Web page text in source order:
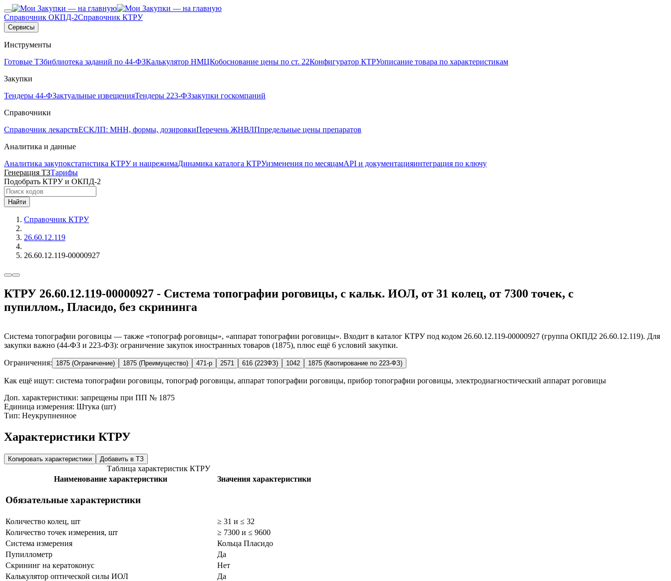
Справочник ОКПД-2Справочник КТРУ
Сервисы
Инструменты
Готовые ТЗбиблиотека заданий по 44-ФЗКалькулятор НМЦКобоснование цены по ст. 22Конфигуратор КТРУописание товара по характеристикам
Закупки
Тендеры 44-ФЗактуальные извещенияТендеры 223-ФЗзакупки госкомпаний
Справочники
Справочник лекарствЕСКЛП: МНН, формы, дозировкиПеречень ЖНВЛПпредельные цены препаратов
Аналитика и данные
Аналитика закупокстатистика КТРУ и нацрежимаДинамика каталога КТРУизменения по месяцамAPI и документацияинтеграция по ключу
Генерация ТЗТарифы
Подобрать КТРУ и ОКПД-2
Найти
Справочник КТРУ
26.60.12.119
26.60.12.119-00000927
КТРУ 26.60.12.119-00000927 - Система топографии роговицы, с кальк. ИОЛ, от 31 колец, от 7300 точек, с
пупиллом., Пласидо, без скрининга
Система топографии роговицы — также «топограф роговицы», «аппарат топографии роговицы». Входит в каталог КТРУ под кодом 26.60.12.119-00000927 (группа ОКПД2 26.60.12.119). Для
закупки важно (44-ФЗ и 223-ФЗ): ограничение закупок иностранных товаров (1875), плюс ещё 6 условий закупки.
Ограничения: 1875 (Ограничение) 1875 (Преимущество) 471-р 2571 616 (223ФЗ) 1042 1875 (Квотирование по 223-ФЗ)
Как ещё ищут: система топографии роговицы, топограф роговицы, аппарат топографии роговицы, прибор топографии роговицы, электродиагностический аппарат роговицы
Доп. характеристики: запрещены при ПП № 1875
Единица измерения: Штука (шт)
Тип: Неукрупненное
Характеристики КТРУ
Копировать характеристики Добавить в ТЗ
Таблица характеристик КТРУ
Наименование характеристики
Значения характеристики
Обязательные характеристики
Количество колец, шт
≥ 31 и ≤ 32
Количество точек измерения, шт
≥ 7300 и ≤ 9600
Система измерения
Кольца Пласидо
Пупиллометр
Да
Скрининг на кератоконус
Нет
Калькулятор оптической силы ИОЛ
Да